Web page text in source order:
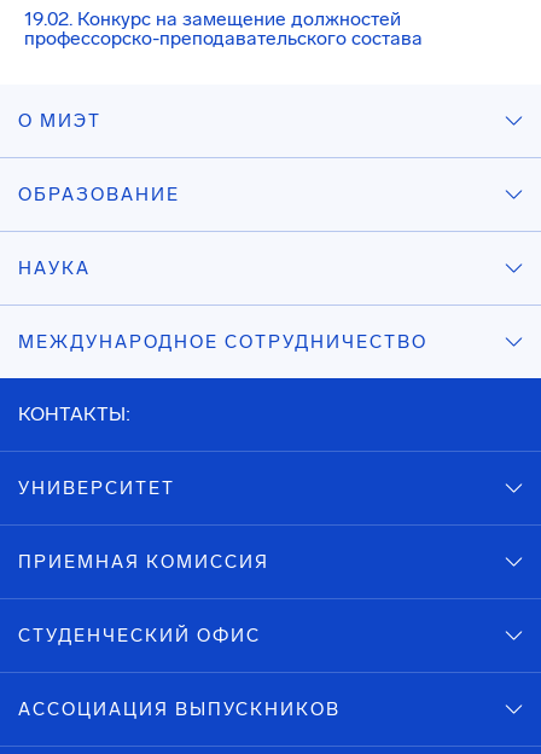
19.02. Конкурс на замещение должностей
профессорско-преподавательского состава
О МИЭТ
ОБРАЗОВАНИЕ
НАУКА
МЕЖДУНАРОДНОЕ СОТРУДНИЧЕСТВО
КОНТАКТЫ:
УНИВЕРСИТЕТ
ПРИЕМНАЯ КОМИССИЯ
СТУДЕНЧЕСКИЙ ОФИС
АССОЦИАЦИЯ ВЫПУСКНИКОВ